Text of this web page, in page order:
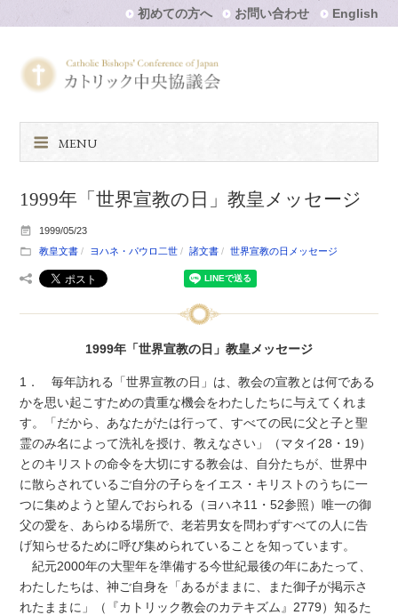
初めての方へ お問い合わせ English
MENU
1999年「世界宣教の日」教皇メッセージ
1999/05/23
教皇文書
ヨハネ・パウロ二世 諸文書 世界宣教の日メッセージ
1999年「世界宣教の日」教皇メッセージ
1． 毎年訪れる「世界宣教の日」は、教会の宣教とは何である
かを思い起こすための貴重な機会をわたしたちに与えてくれま
す。「だから、あなたがたは行って、すべての民に父と子と聖
霊のみ名によって洗礼を授け、教えなさい」（マタイ28・19）
とのキリストの命令を大切にする教会は、自分たちが、世界中
に散らされているご自分の子らをイエス・キリストのうちに一
つに集めようと望んでおられる（ヨハネ11・52参照）唯一の御
父の愛を、あらゆる場所で、老若男女を問わずすべての人に告
げ知らせるために呼び集められていることを知っています。
紀元2000年の大聖年を準備する今世紀最後の年にあたって、
わたしたちは、神ご自身を「あるがままに、また御子が掲示さ
れたままに」（『カトリック教会のカテキズム』2779）知るた